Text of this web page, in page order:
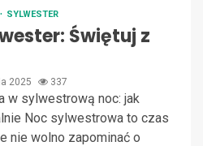
SYLWESTER
Świętuj z
2025 337
w sylwestrową noc: jak
Noc sylwestrowa to czas
nie wolno zapominać o